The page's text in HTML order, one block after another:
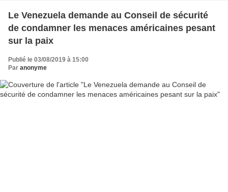
Le Venezuela demande au Conseil de sécurité
de condamner les menaces américaines pesant
sur la paix
Publié le 03/08/2019 à 15:00
Par anonyme